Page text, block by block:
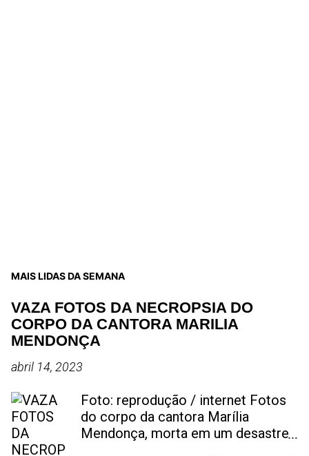
MAIS LIDAS DA SEMANA
VAZA FOTOS DA NECROPSIA DO
CORPO DA CANTORA MARILIA
MENDONÇA
abril 14, 2023
Foto: reprodução / internet Fotos
do corpo da cantora Marília
Mendonça, morta em um desastre